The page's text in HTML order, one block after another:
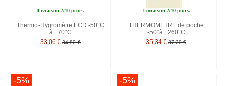
Livraison 7/10 jours
Thermo-Hygromètre LCD -50°C
à +70°C
33,06 € 34,80 €
Livraison 7/10 jours
THERMOMETRE de poche
-50°à +260°C
35,34 € 37,20 €
-5% -5%